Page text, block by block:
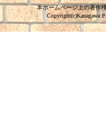
本ホームページ上の著作
Copyright(c)Kanagawa